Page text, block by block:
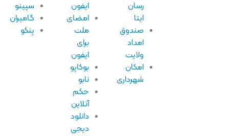
رسان
صندوق
امداد
ولایت
امکان
شهرداری
ایفون
امضای
ایفون
بوکاپو
نابو
حکم
آنلاین
دانلود
دیجی
سپینو
گامیران
پنکو